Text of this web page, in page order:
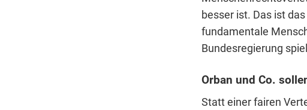
besser ist. Das ist
fundamentale
Bundesregierung
Orban und Co.
Statt einer fairen